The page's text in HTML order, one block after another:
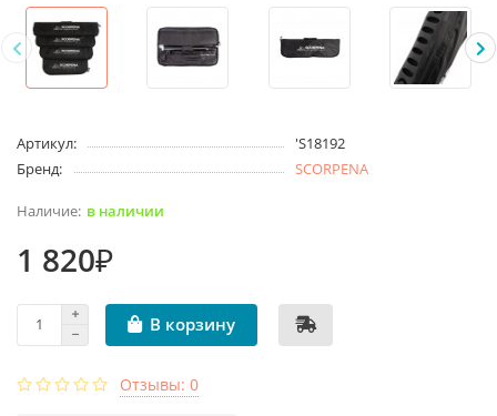
Артикул:
'S18192
Бренд:
SCORPENA
в наличии
1 820₽
В корзину
Отзывы: 0